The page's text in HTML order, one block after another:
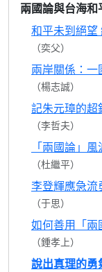
兩國論與台海和
和平未到絕望
（奕父）
兩岸關係：一
（楊志誠）
記朱元璋的超
（李哲夫）
「兩國論」
（杜繼平）
李登輝應急流
（于思）
如何善用「兩
（鍾孝上）
說出真理的勇